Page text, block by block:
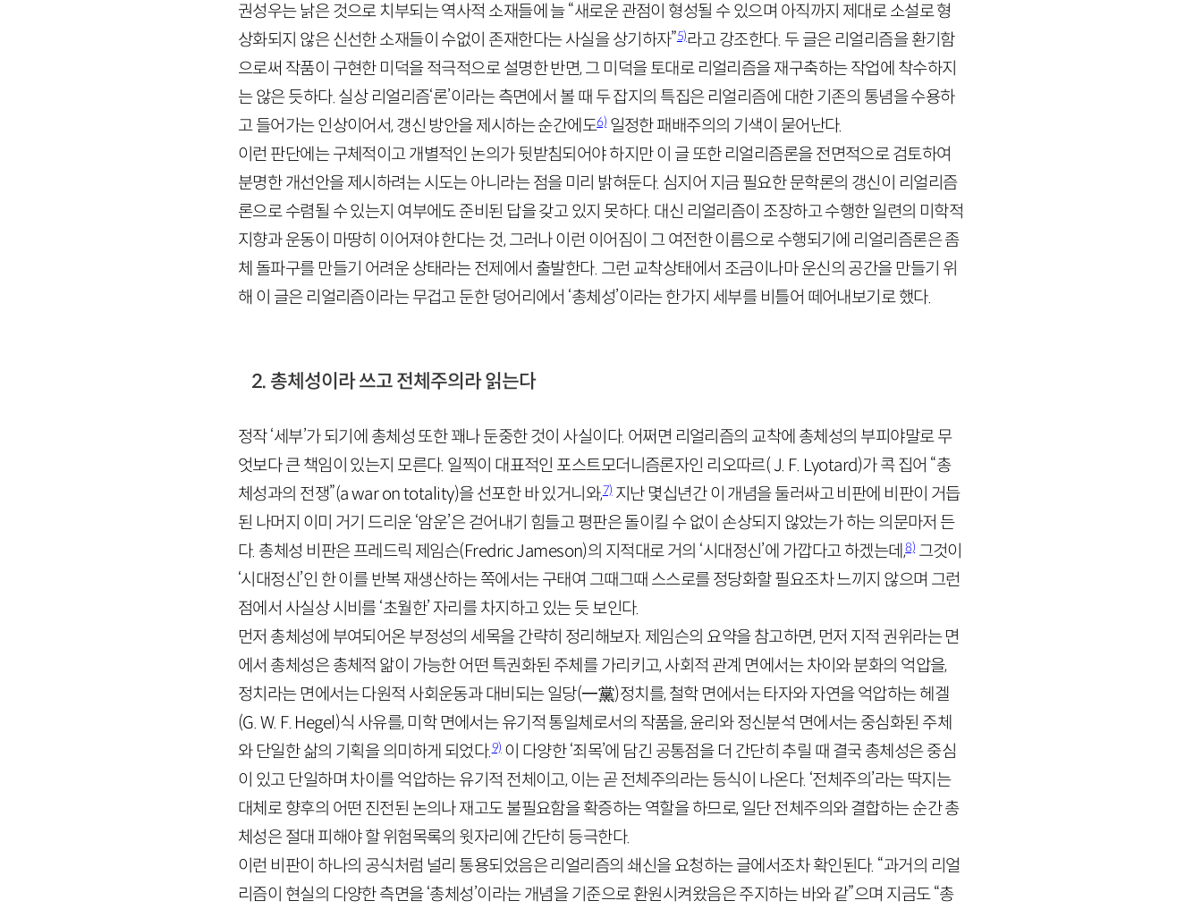
권성우는 낡은 것으로 치부되는 역사적 소재들에 늘 “새로운 관점이 형성될 수 있으며 아직까지 제대로 소설로 형
상화되지 않은 신선한 소재들이 수없이 존재한다는 사실을 상기하자”5)라고 강조한다. 두 글은 리얼리즘을 환기함
으로써 작품이 구현한 미덕을 적극적으로 설명한 반면, 그 미덕을 토대로 리얼리즘을 재구축하는 작업에 착수하지
는 않은 듯하다. 실상 리얼리즘‘론’이라는 측면에서 볼 때 두 잡지의 특집은 리얼리즘에 대한 기존의 통념을 수용하
고 들어가는 인상이어서, 갱신 방안을 제시하는 순간에도6) 일정한 패배주의의 기색이 묻어난다.
이런 판단에는 구체적이고 개별적인 논의가 뒷받침되어야 하지만 이 글 또한 리얼리즘론을 전면적으로 검토하여
분명한 개선안을 제시하려는 시도는 아니라는 점을 미리 밝혀둔다. 심지어 지금 필요한 문학론의 갱신이 리얼리즘
론으로 수렴될 수 있는지 여부에도 준비된 답을 갖고 있지 못하다. 대신 리얼리즘이 조장하고 수행한 일련의 미학적
지향과 운동이 마땅히 이어져야 한다는 것, 그러나 이런 이어짐이 그 여전한 이름으로 수행되기에 리얼리즘론은 좀
체 돌파구를 만들기 어려운 상태라는 전제에서 출발한다. 그런 교착상태에서 조금이나마 운신의 공간을 만들기 위
해 이 글은 리얼리즘이라는 무겁고 둔한 덩어리에서 ‘총체성’이라는 한가지 세부를 비틀어 떼어내보기로 했다.
2. 총체성이라 쓰고 전체주의라 읽는다
정작 ‘세부’가 되기에 총체성 또한 꽤나 둔중한 것이 사실이다. 어쩌면 리얼리즘의 교착에 총체성의 부피야말로 무
엇보다 큰 책임이 있는지 모른다. 일찍이 대표적인 포스트모더니즘론자인 리오따르( J. F. Lyotard)가 콕 집어 “총
체성과의 전쟁”(awar ontotality)을 선포한 바 있거니와,7)지난 몇십년간 이 개념을 둘러싸고 비판에 비판이 거듭
된 나머지 이미 거기 드리운 ‘암운’은 걷어내기 힘들고 평판은 돌이킬 수 없이 손상되지 않았는가 하는 의문마저 든
다. 총체성 비판은 프레드릭 제임슨(FredricJameson)의 지적대로 거의 ‘시대정신’에 가깝다고 하겠는데,8)그것이
‘시대정신’인 한 이를 반복 재생산하는 쪽에서는 구태여 그때그때 스스로를 정당화할 필요조차 느끼지 않으며 그런
점에서 사실상 시비를 ‘초월한’ 자리를 차지하고 있는 듯 보인다.
먼저 총체성에 부여되어온 부정성의 세목을 간략히 정리해보자. 제임슨의 요약을 참고하면, 먼저 지적 권위라는 면
에서 총체성은 총체적 앎이 가능한 어떤 특권화된 주체를 가리키고, 사회적 관계 면에서는 차이와 분화의 억압을,
정치라는 면에서는 다원적 사회운동과 대비되는 일당(一黨)정치를, 철학 면에서는 타자와 자연을 억압하는 헤겔
(G. W. F. Hegel )식 사유를, 미학 면에서는 유기적 통일체로서의 작품을, 윤리와 정신분석 면에서는 중심화된 주체
와 단일한 삶의 기획을 의미하게 되었다.9)이 다양한 ‘죄목’에 담긴 공통점을 더 간단히 추릴 때 결국 총체성은 중심
이 있고 단일하며 차이를 억압하는 유기적 전체이고, 이는 곧 전체주의라는 등식이 나온다. ‘전체주의’라는 딱지는
대체로 향후의 어떤 진전된 논의나 재고도 불필요함을 확증하는 역할을 하므로, 일단 전체주의와 결합하는 순간 총
체성은 절대 피해야 할 위험목록의 윗자리에 간단히 등극한다.
이런 비판이 하나의 공식처럼 널리 통용되었음은 리얼리즘의 쇄신을 요청하는 글에서조차 확인된다. “과거의 리얼
리즘이 현실의 다양한 측면을 ‘총체성’이라는 개념을 기준으로 환원시켜왔음은 주지하는 바와 같”으며 지금도 “총